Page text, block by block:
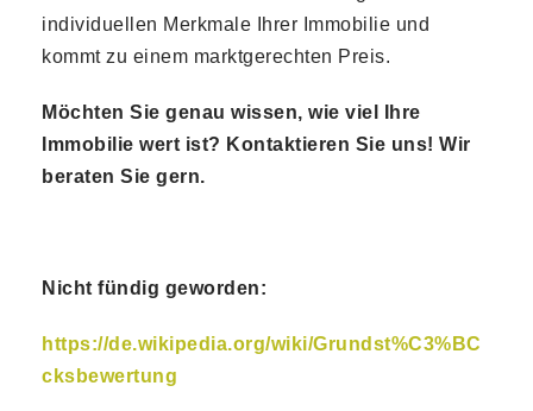
individuellen Merkmale Ihrer Immobilie und
kommt zu einem marktgerechten Preis.
Möchten Sie genau wissen, wie viel Ihre
Immobilie wert ist? Kontaktieren Sie uns! Wir
beraten Sie gern.
Nicht fündig geworden:
https://de.wikipedia.org/wiki/Grundst%C3%BC
cksbewertung